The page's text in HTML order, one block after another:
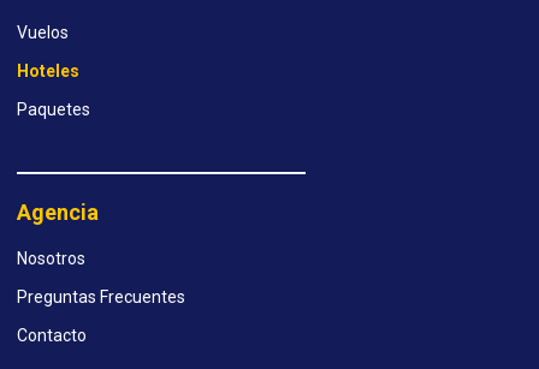
Vuelos
Hoteles
Paquetes
Agencia
Nosotros
Preguntas Frecuentes
Contacto